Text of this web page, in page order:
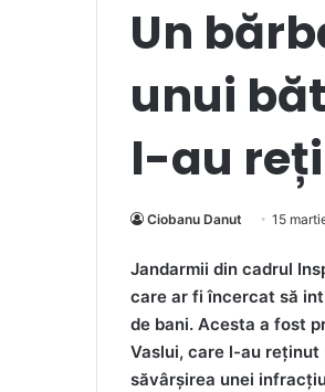
Un
unui
l-au
Ciobanu Danut 15
Jandarmii din cadrul
care ar fi încercat să
de bani. Acesta a fost
Vaslui, care l-au reținut
săvârșirea unei